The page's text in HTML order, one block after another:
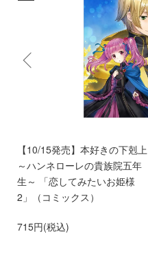
【10/15発売】本好きの下剋上
～ハンネローレの貴族院五年
生～ 「恋してみたいお姫様
2」（コミックス）
715円(税込)